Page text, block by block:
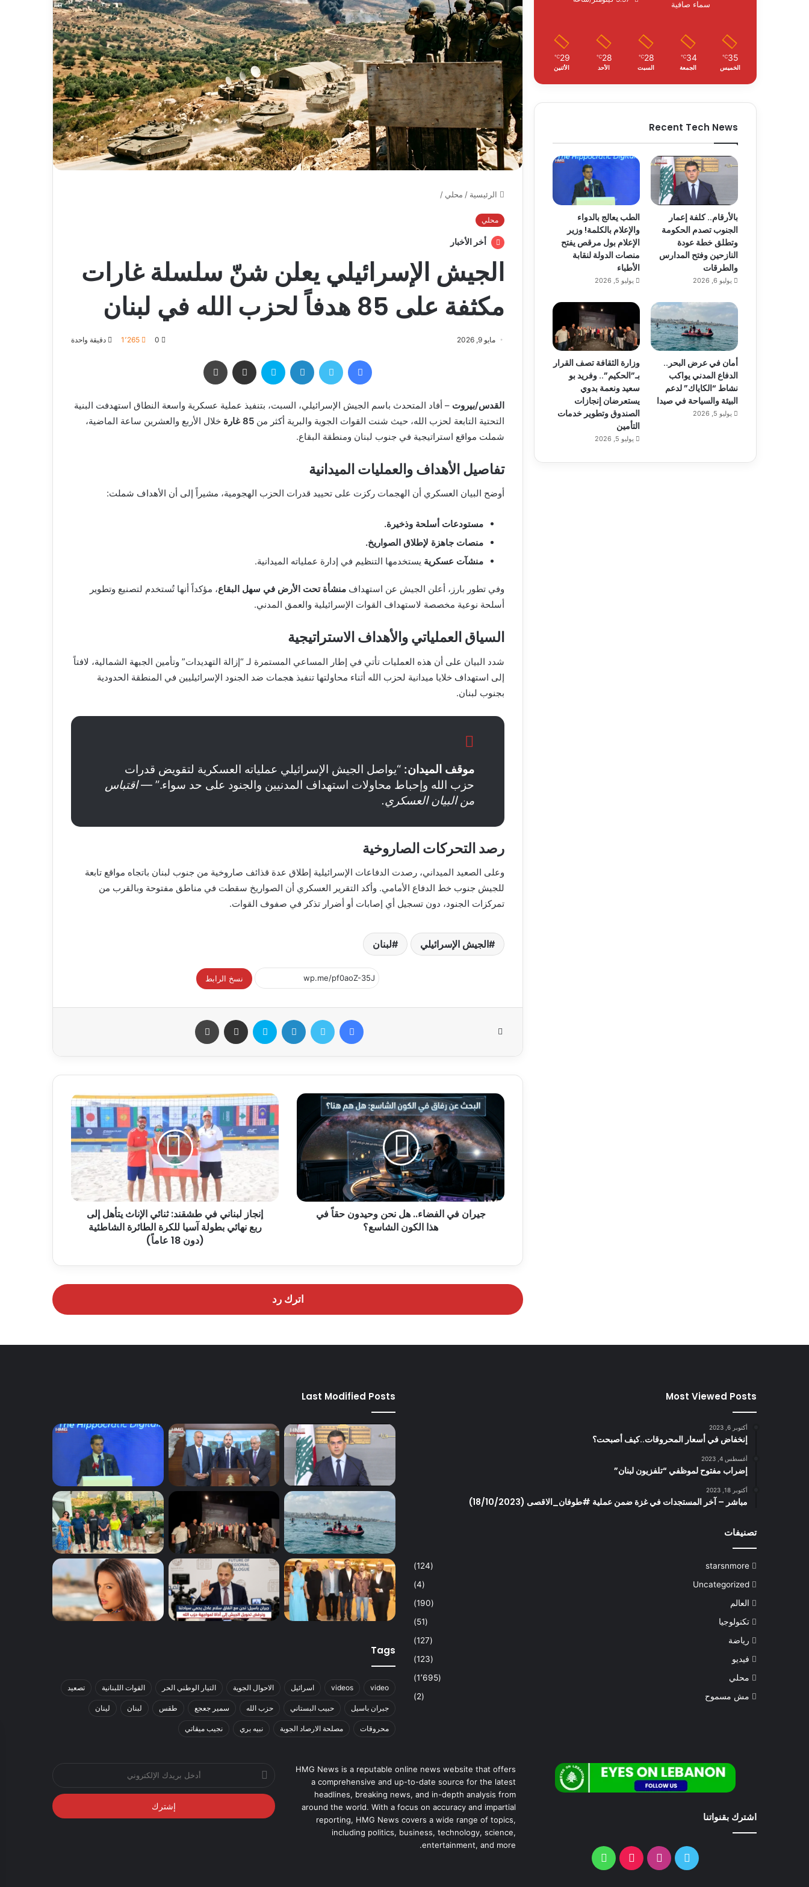
الرئيسية / محلي /
محلي
أخر الأخبار
الجيش الإسرائيلي يعلن شنّ سلسلة غارات
مكثفة على 85 هدفاً لحزب الله في لبنان
مايو 9, 2026 0 1٬265 دقيقة واحدة
القدس/بيروت – أفاد المتحدث باسم الجيش الإسرائيلي، السبت، بتنفيذ عملية عسكرية واسعة النطاق استهدفت البنية
التحتية التابعة لحزب الله، حيث شنت القوات الجوية والبرية أكثر من 85 غارة
خلال الأربع والعشرين ساعة الماضية،
شملت مواقع استراتيجية في جنوب لبنان ومنطقة البقاع.
تفاصيل الأهداف والعمليات الميدانية
أوضح البيان العسكري أن الهجمات ركزت على تحييد قدرات الحزب الهجومية، مشيراً إلى أن الأهداف شملت:
مستودعات أسلحة وذخيرة.
منصات جاهزة لإطلاق الصواريخ.
منشآت عسكرية يستخدمها التنظيم في إدارة عملياته الميدانية.
وفي تطور بارز، أعلن الجيش عن استهداف منشأة تحت الأرض في سهل البقاع، مؤكداً أنها تُستخدم لتصنيع وتطوير
أسلحة نوعية مخصصة لاستهداف القوات الإسرائيلية والعمق المدني.
السياق العملياتي والأهداف الاستراتيجية
شدد البيان على أن هذه العمليات تأتي في إطار المساعي المستمرة لـ “إزالة التهديدات” وتأمين الجبهة الشمالية، لافتاً
إلى استهداف خلايا ميدانية لحزب الله أثناء محاولتها تنفيذ هجمات ضد الجنود الإسرائيليين في المنطقة الحدودية
بجنوب لبنان.
موقف الميدان: “يواصل الجيش الإسرائيلي عملياته العسكرية لتقويض قدرات
حزب الله وإحباط محاولات استهداف المدنيين والجنود على حد سواء.” —اقتباس
من البيان العسكري.
رصد التحركات الصاروخية
وعلى الصعيد الميداني، رصدت الدفاعات الإسرائيلية إطلاق عدة قذائف صاروخية من جنوب لبنان باتجاه مواقع تابعة
للجيش جنوب خط الدفاع الأمامي. وأكد التقرير العسكري أن الصواريخ سقطت في مناطق مفتوحة وبالقرب من
تمركزات الجنود، دون تسجيل أي إصابات أو أضرار تذكر في صفوف القوات.
الجيش الإسرائيلي لبنان
نسخ الرابط
جيران في الفضاء.. هل نحن وحيدون حقاً في
هذا الكون الشاسع؟
إنجاز لبناني في طشقند: ثنائي الإناث يتأهل إلى
ربع نهائي بطولة آسيا للكرة الطائرة الشاطئية
(دون 18 عاماً)
اترك رد
سماء صافية
35
℃
الخميس
34
℃
الجمعة
28
℃
السبت
28
℃
الأحد
29
℃
الأثنين
Recent Tech News
بالأرقام.. كلفة إعمار
الجنوب تصدم الحكومة
وتطلق خطة عودة
النازحين وفتح المدارس
والطرقات
يوليو 6, 2026
الطب يعالج بالدواء
والإعلام بالكلمة! وزير
الإعلام بول مرقص يفتح
منصات الدولة لنقابة
الأطباء
يوليو 5, 2026
أمان في عرض البحر..
الدفاع المدني يواكب
نشاط “الكاياك” لدعم
البيئة والسياحة في صيدا
يوليو 5, 2026
وزارة الثقافة تصف القرار
بـ”الحكيم”.. وفريد بو
سعيد ونعمة بدوي
يستعرضان إنجازات
الصندوق وتطوير خدمات
التأمين
يوليو 5, 2026
Most Viewed Posts
أكتوبر 6, 2023
إنخفاض في أسعار المحروقات..كيف أصبحت؟
أغسطس 4, 2023
إضراب مفتوح لموظفي “تلفزيون لبنان”
أكتوبر 18, 2023
مباشر – آخر المستجدات في غزة ضمن عملية #طوفان_الاقصى (18/10/2023)
تصنيفات
starsnmore
(124)
Uncategorized
(4)
العالم
(190)
تكنولوجيا
(51)
رياضة
(127)
فيديو
(123)
محلي
(1٬695)
مش مسموح
(2)
Last Modified Posts
Tags
video
videos اسرائيل الاحوال الجوية التيار الوطني الحر القوات اللبنانية تصعيد
جبران باسيل حبيب البستاني حزب الله سمير جعجع طقس لبنان لينان
محروقات مصلحة الارصاد الجوية نبيه بري نجيب ميقاتي
اشترك بقنواتنا
HMG News is a reputable online news website that offers
a comprehensive and up-to-date source for the latest
headlines, breaking news, and in-depth analysis from
around the world. With a focus on accuracy and impartial
reporting, HMG News covers a wide range of topics,
including politics, business, technology, science,
entertainment, and more.
أدخل
بريدك
الإلكتروني